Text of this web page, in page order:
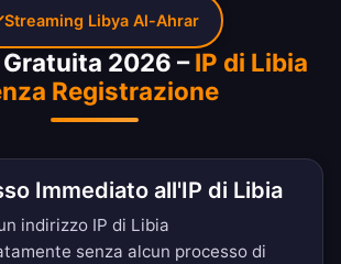
2026 –IP di Libia
Registrazione
Immediato all'IP di Libia
indirizzo IP di Libia
senza alcun processo di
Streaming Libya Al-Ahrar